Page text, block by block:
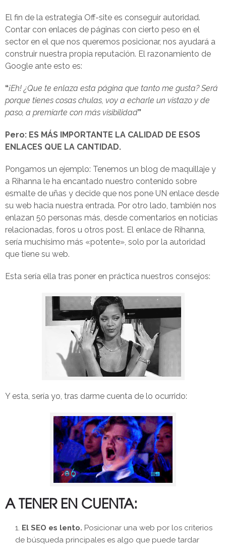
El fin de la estrategia Off-site es conseguir autoridad.
Contar con enlaces de páginas con cierto peso en el
sector en el que nos queremos posicionar, nos ayudará a
construir nuestra propia reputación. El razonamiento de
Google ante esto es:
“¡Eh! ¿Que te enlaza esta página que tanto me gusta? Será
porque tienes cosas chulas, voy a echarle un vistazo y de
paso, a premiarte con más visibilidad”
Pero: ES MÁS IMPORTANTE LA CALIDAD DE ESOS
ENLACES QUE LA CANTIDAD.
Pongamos un ejemplo: Tenemos un blog de maquillaje y
a Rihanna le ha encantado nuestro contenido sobre
esmalte de uñas y decide que nos pone UN enlace desde
su web hacia nuestra entrada. Por otro lado, también nos
enlazan 50 personas más, desde comentarios en noticias
relacionadas, foros u otros post. El enlace de Rihanna,
sería muchísimo más «potente», solo por la autoridad
que tiene su web.
Esta sería ella tras poner en práctica nuestros consejos:
Y esta, sería yo, tras darme cuenta de lo ocurrido:
A TENER EN CUENTA:
El SEO es lento. Posicionar una web por los criterios
de búsqueda principales es algo que puede tardar